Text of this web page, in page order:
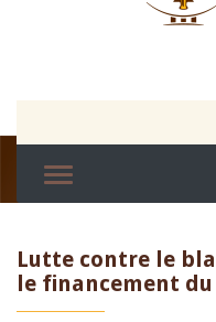
Lutte contre le
le financement